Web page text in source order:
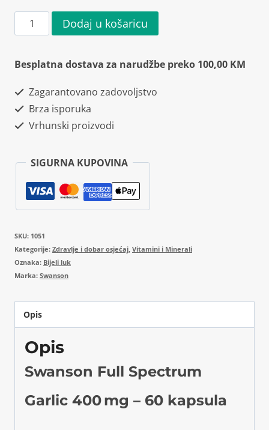
Swanson
Full
Spectrum
400mg
60
Dodaj u košaricu
Besplatna dostava za narudžbe preko 100,00 KM
Zagarantovano zadovoljstvo
Brza isporuka
Vrhunski proizvodi
SIGURNA KUPOVINA
SKU: 1051
Kategorije: Zdravlje i dobar osjećaj Vitamini i Minerali
Oznaka: Bijeli luk
Marka: Swanson
Opis
Opis
Swanson Full Spectrum
Garlic 400 mg – 60 kapsula